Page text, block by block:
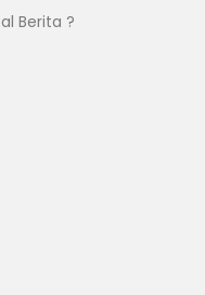
Berita ?